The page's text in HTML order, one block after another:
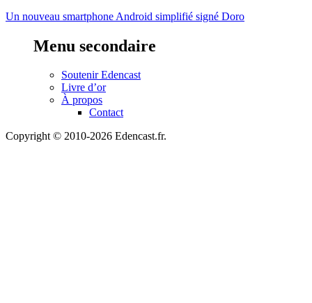
Un nouveau smartphone Android simplifié signé Doro
Menu secondaire
Soutenir Edencast
Livre d’or
À propos
Contact
Copyright © 2010-2026 Edencast.fr.